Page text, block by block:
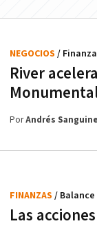
River
NEGOCIOS /
PorAndrés
Las
FINANZAS /